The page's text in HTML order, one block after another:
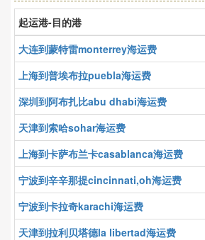
起运港-目的港
大连到蒙特雷monterrey海运费
上海到普埃布拉puebla海运费
深圳到阿布扎比abu dhabi海运费
天津到索哈sohar海运费
上海到卡萨布兰卡casablanca海运费
宁波到辛辛那提cincinnati,oh海运费
宁波到卡拉奇karachi海运费
天津到拉利贝塔德la libertad海运费